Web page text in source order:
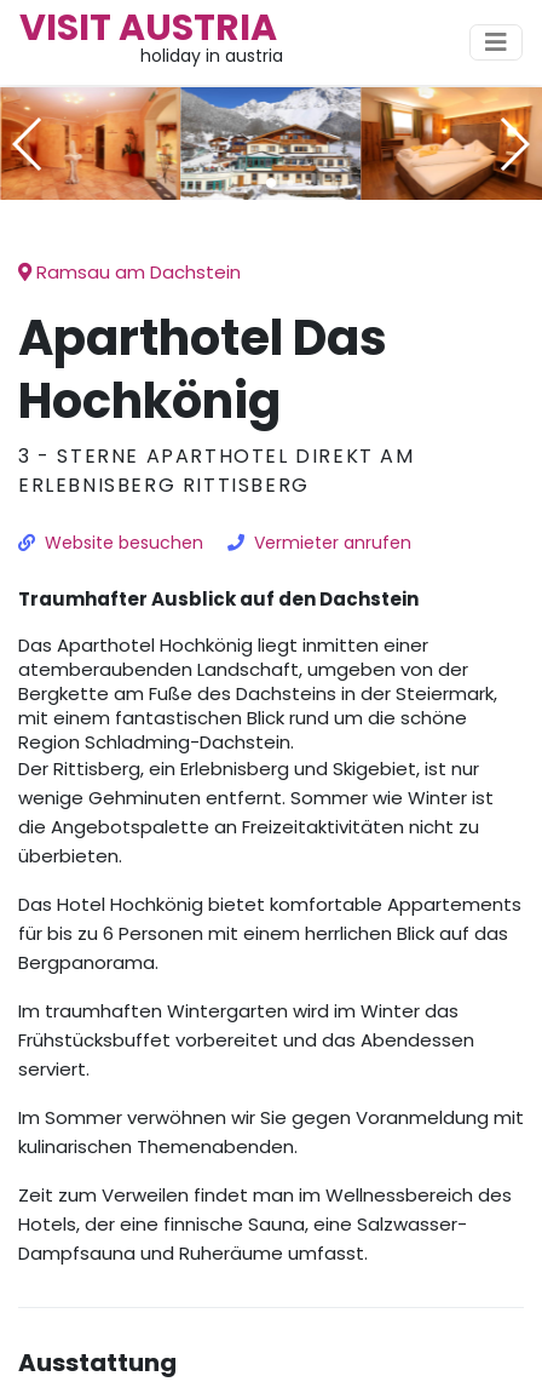
VISIT AUSTRIA
holiday in austria
Ramsau am Dachstein
Aparthotel Das
Hochkönig
3 - STERNE APARTHOTEL DIREKT AM
ERLEBNISBERG RITTISBERG
Website besuchen Vermieter anrufen
Traumhafter Ausblick auf den Dachstein
Das Aparthotel Hochkönig liegt inmitten einer
atemberaubenden Landschaft, umgeben von der
Bergkette am Fuße des Dachsteins in der Steiermark,
mit einem fantastischen Blick rund um die schöne
Region Schladming-Dachstein.
Der Rittisberg, ein Erlebnisberg und Skigebiet, ist nur
wenige Gehminuten entfernt. Sommer wie Winter ist
die Angebotspalette an Freizeitaktivitäten nicht zu
überbieten.
Das Hotel Hochkönig bietet komfortable Appartements
für bis zu 6 Personen mit einem herrlichen Blick auf das
Bergpanorama.
Im traumhaften Wintergarten wird im Winter das
Frühstücksbuffet vorbereitet und das Abendessen
serviert.
Im Sommer verwöhnen wir Sie gegen Voranmeldung mit
kulinarischen Themenabenden.
Zeit zum Verweilen findet man im Wellnessbereich des
Hotels, der eine finnische Sauna, eine Salzwasser-
Dampfsauna und Ruheräume umfasst.
Ausstattung